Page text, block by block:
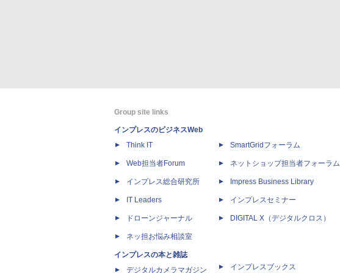
Group site links
インプレスのビジネスWeb
Think IT
Web担当者Forum
インプレス総合研究所
IT Leaders
ドローンジャーナル
ネッ担お悩み相談室
インプレスの本と雑誌
デジタルカメラマガジン
SmartGridフォーラム
ネットショップ担当者フォーラム
Impress Business Library
インプレスセミナー
DIGITAL X（デジタルクロス）
インプレスブックス